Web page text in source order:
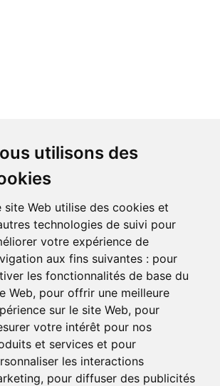
utilisons des
site Web utilise des cookies et
technologies de suivi pour
votre expérience de
aux fins suivantes : pour
les fonctionnalités de base du
Web, pour offrir une meilleure
sur le site Web, pour
votre intérêt pour nos
et services et pour
les interactions
, pour diffuser des publicités
Dernière mise à jour : 5 avril 2022